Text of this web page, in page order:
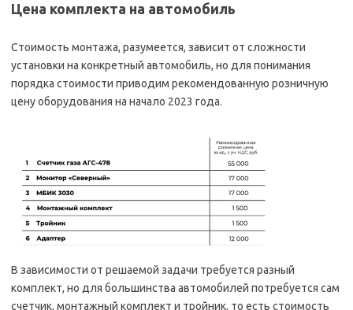
Цена комплекта на автомобиль
Стоимость монтажа, разумеется, зависит от сложности
установки на конкретный автомобиль, но для понимания
порядка стоимости приводим рекомендованную розничную
цену оборудования на начало 2023 года.
В зависимости от решаемой задачи требуется разный
комплект, но для большинства автомобилей потребуется сам
счетчик, монтажный комплект и тройник, то есть стоимость